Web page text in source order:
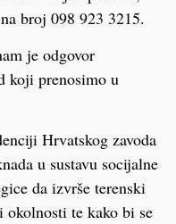
broj 098 923 3215.
je odgovor
koji prenosimo u
Hrvatskog zavoda
u sustavu socijalne
da izvrše terenski
te kako bi se